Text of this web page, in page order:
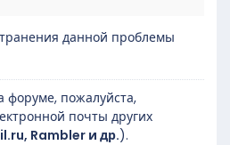
данной проблемы
форуме, пожалуйста,
почты других
Rambler и др.).